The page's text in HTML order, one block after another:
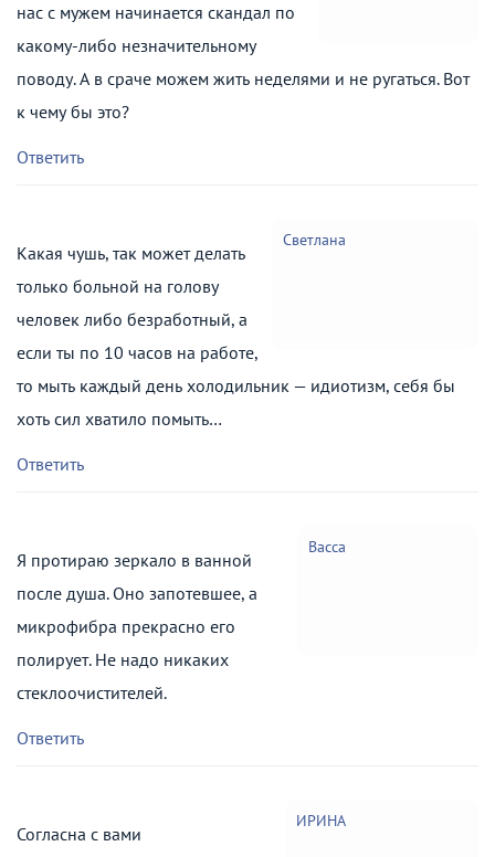
нас с мужем начинается скандал по
какому-либо незначительному
поводу. А в сраче можем жить неделями и не ругаться. Вот
к чему бы это?
Ответить
Светлана
Какая чушь, так может делать
только больной на голову
человек либо безработный, а
если ты по 10 часов на работе,
то мыть каждый день холодильник — идиотизм, себя бы
хоть сил хватило помыть…
Ответить
Васса
Я протираю зеркало в ванной
после душа. Оно запотевшее, а
микрофибра прекрасно его
полирует. Не надо никаких
стеклоочистителей.
Ответить
ИРИНА
Согласна с вами